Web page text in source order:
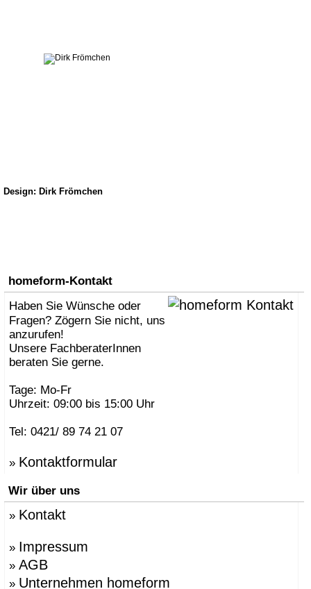
Design: Dirk Frömchen
homeform-Kontakt
Haben Sie Wünsche oder
Fragen? Zögern Sie nicht, uns
anzurufen!
Unsere FachberaterInnen
beraten Sie gerne.
Tage: Mo-Fr
Uhrzeit: 09:00 bis 15:00 Uhr
Tel: 0421/ 89 74 21 07
» Kontaktformular
Wir über uns
» Kontakt
» Impressum
» AGB
» Unternehmen homeform